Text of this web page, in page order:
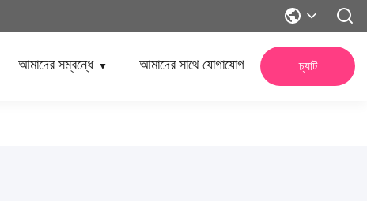
আমাদের সম্বন্ধে ▼ আমাদের সাথে যোগাযোগ চ্যাট